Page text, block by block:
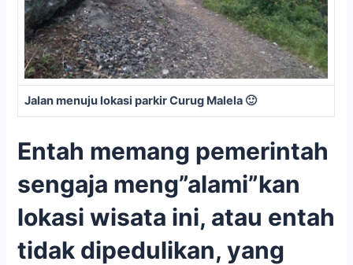
Jalan menuju lokasi parkir Curug Malela 🙂
Entah memang pemerintah
sengaja meng”alami”kan
lokasi wisata ini, atau entah
tidak dipedulikan, yang